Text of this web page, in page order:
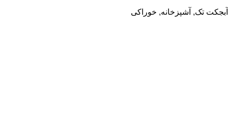
آبجکت تک, آشپزخانه, خوراکی